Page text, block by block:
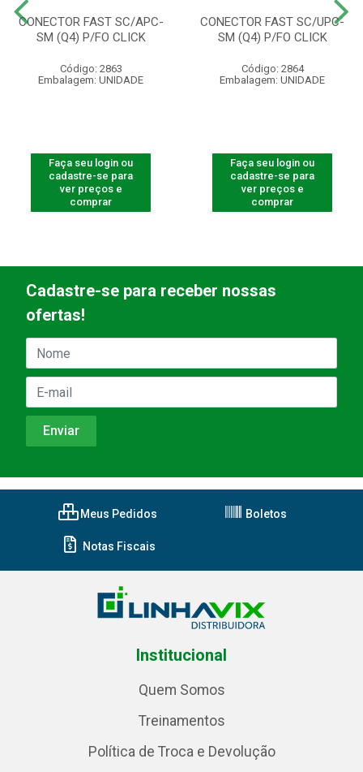
CONECTOR FAST SC/APC-
SM (Q4) P/FO CLICK
Código: 2863
Embalagem: UNIDADE
Faça seu login ou
cadastre-se para
ver preços e
comprar
CONECTOR FAST SC/UPC-
SM (Q4) P/FO CLICK
Código: 2864
Embalagem: UNIDADE
Faça seu login ou
cadastre-se para
ver preços e
comprar
Cadastre-se para receber nossas
ofertas!
Meus Pedidos Boletos
Notas Fiscais
Institucional
Quem Somos
Treinamentos
Política de Troca e Devolução